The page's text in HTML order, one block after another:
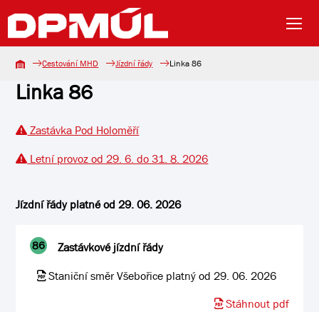
Cestování MHD Jízdní řády Linka 86
Linka 86
Zastávka Pod Holoměří
Letní provoz od 29. 6. do 31. 8. 2026
Jízdní řády platné od 29. 06. 2026
86
Zastávkové jízdní řády
Staniční směr Všebořice platný od 29. 06. 2026
Stáhnout pdf